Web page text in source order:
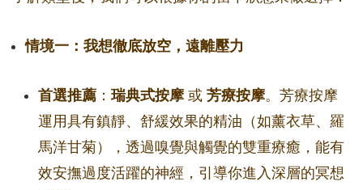
情境一：我想徹底放空，遠離壓力
首選推薦 ： 瑞典式按摩或 芳療按摩。芳療按摩
運用具有鎮靜、舒緩效果的精油（如薰衣草、羅
馬洋甘菊），透過嗅覺與觸覺的雙重療癒，能有
效安撫過度活躍的神經，引導你進入深層的冥想